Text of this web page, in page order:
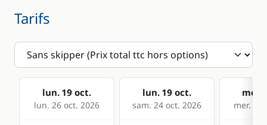
Tarifs
lun. 19 oct.
lun. 26 oct. 2026
lun. 19 oct.
sam. 24 oct. 2026
mer.
mer. 28